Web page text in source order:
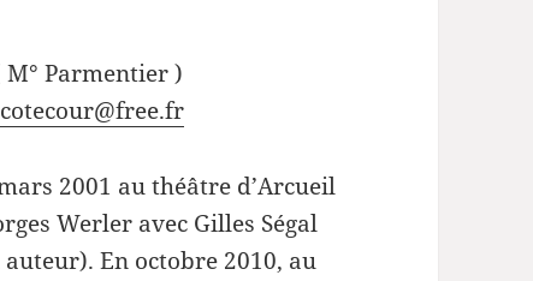
Parmentier )
2001 au théâtre d’Arcueil
Werler avec Gilles Ségal
En octobre 2010, au